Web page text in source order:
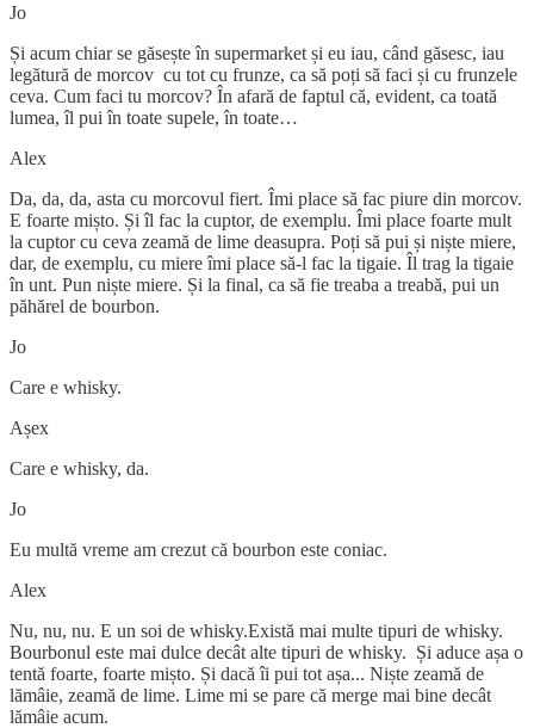
Jo
Și acum chiar se găsește în supermarket și eu iau, când găsesc, iau
legătură de morcov cu tot cu frunze, ca să poți să faci și cu frunzele
ceva. Cum faci tu morcov? În afară de faptul că, evident, ca toată
lumea, îl pui în toate supele, în toate…
Alex
Da, da, da, asta cu morcovul fiert. Îmi place să fac piure din morcov.
E foarte mișto. Și îl fac la cuptor, de exemplu. Îmi place foarte mult
la cuptor cu ceva zeamă de lime deasupra. Poți să pui și niște miere,
dar, de exemplu, cu miere îmi place să-l fac la tigaie. Îl trag la tigaie
în unt. Pun niște miere. Și la final, ca să fie treaba a treabă, pui un
păhărel de bourbon.
Jo
Care e whisky.
Așex
Care e whisky, da.
Jo
Eu multă vreme am crezut că bourbon este coniac.
Alex
Nu, nu, nu. E un soi de whisky.Există mai multe tipuri de whisky.
Bourbonul este mai dulce decât alte tipuri de whisky. Și aduce așa o
tentă foarte, foarte mișto. Și dacă îi pui tot așa... Niște zeamă de
lămâie, zeamă de lime. Lime mi se pare că merge mai bine decât
lămâie acum.